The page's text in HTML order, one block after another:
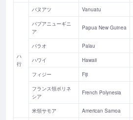
ハ
行
バヌアツ Vanuatu
パプアニューギニ
ア
Papua New Guinea
パラオ Palau
ハワイ Hawaii
フィジー Fiji
フランス領ポリネ
シア
French Polynesia
米領サモア American Samoa